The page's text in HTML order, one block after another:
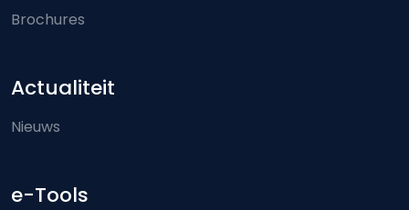
Brochures
Actualiteit
Nieuws
e-Tools